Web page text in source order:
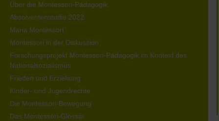
Über die Montessori-Pädagogik
Absolventenstudie 2022
Maria Montessori
Montessori in der Diskussion
Forschungsprojekt Montessori-Pädagogik im Kontext des
Nationalsozialismus
Frieden und Erziehung
Kinder- und Jugendrechte
Die Montessori-Bewegung
Das Montessori-Glossar